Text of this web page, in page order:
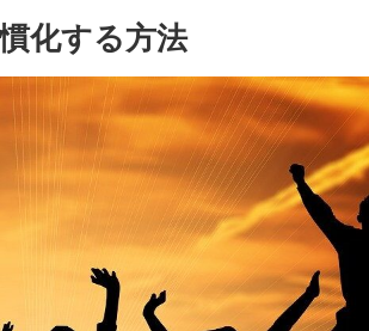
画プログラム
化する方法